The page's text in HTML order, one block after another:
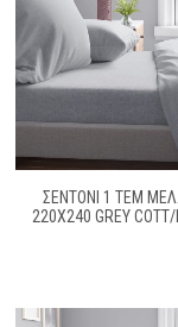
ΣΕΝΤΟΝΙ 1 ΤΕΜ
220Χ240 GREY